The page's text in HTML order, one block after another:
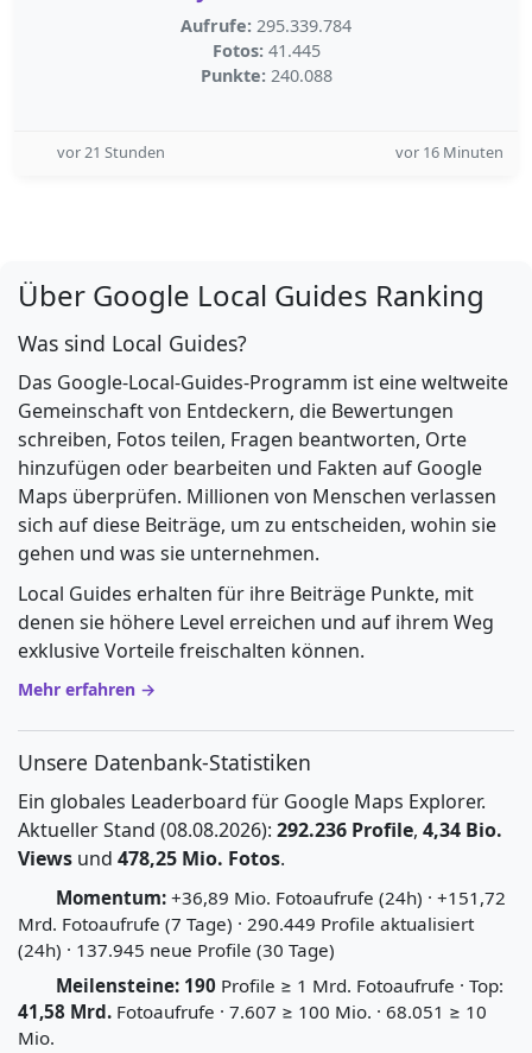
Aufrufe: 295.339.784
Fotos: 41.445
Punkte: 240.088
vor 21 Stunden vor 16 Minuten
Über Google Local Guides Ranking
Was sind Local Guides?
Das Google-Local-Guides-Programm ist eine weltweite
Gemeinschaft von Entdeckern, die Bewertungen
schreiben, Fotos teilen, Fragen beantworten, Orte
hinzufügen oder bearbeiten und Fakten auf Google
Maps überprüfen. Millionen von Menschen verlassen
sich auf diese Beiträge, um zu entscheiden, wohin sie
gehen und was sie unternehmen.
Local Guides erhalten für ihre Beiträge Punkte, mit
denen sie höhere Level erreichen und auf ihrem Weg
exklusive Vorteile freischalten können.
Mehr erfahren →
Unsere Datenbank-Statistiken
Ein globales Leaderboard für Google Maps Explorer.
Aktueller Stand (08.08.2026): 292.236 Profile, 4,34 Bio.
Views und 478,25 Mio. Fotos.
Momentum: +36,89 Mio. Fotoaufrufe (24h) · +151,72
Mrd. Fotoaufrufe (7 Tage) · 290.449 Profile aktualisiert
(24h) · 137.945 neue Profile (30 Tage)
Meilensteine: 190 Profile ≥ 1 Mrd. Fotoaufrufe · Top:
41,58 Mrd. Fotoaufrufe · 7.607 ≥ 100 Mio. · 68.051 ≥ 10
Mio.